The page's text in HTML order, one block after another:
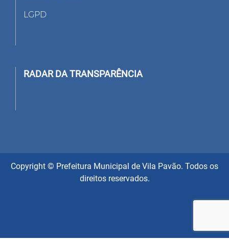
LGPD
RADAR DA TRANSPARÊNCIA
Copyright © Prefeitura Municipal de Vila Pavão. Todos os
direitos reservados.